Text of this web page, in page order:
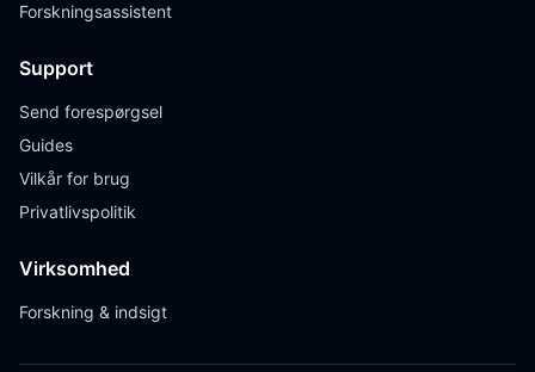
Forskningsassistent
Support
Send forespørgsel
Guides
Vilkår for brug
Privatlivspolitik
Virksomhed
Forskning & indsigt